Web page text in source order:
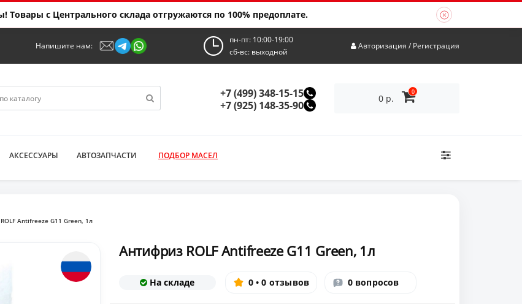
с Центрального склада отгружаются по 100% предоплате.
Напишите нам:
пн-пт: 10:00-19:00
сб-вс: выходной
Авторизация / Регистрация
+7 (499) 348-15-15
+7 (925) 148-35-90
0 р.
0
АКСЕССУАРЫ АВТОЗАПЧАСТИ ПОДБОР МАСЕЛ
Antifreeze G11 Green, 1л
Антифриз ROLF Antifreeze G11 Green, 1л
На складе 0 • 0 отзывов 0 вопросов